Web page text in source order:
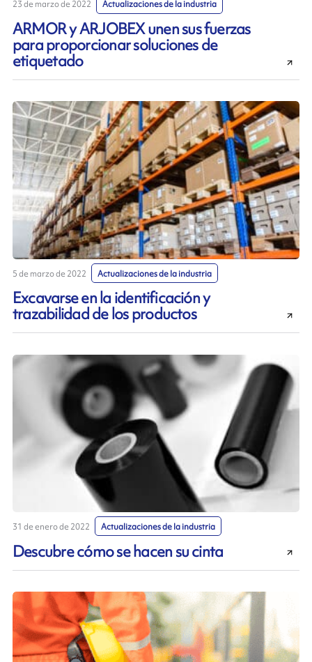
23 de marzo de 2022 Actualizaciones de la industria
ARMOR y ARJOBEX unen sus fuerzas
para proporcionar soluciones de
etiquetado
5 de marzo de 2022 Actualizaciones de la industria
Excavarse en la identificación y
trazabilidad de los productos
31 de enero de 2022 Actualizaciones de la industria
Descubre cómo se hacen su cinta